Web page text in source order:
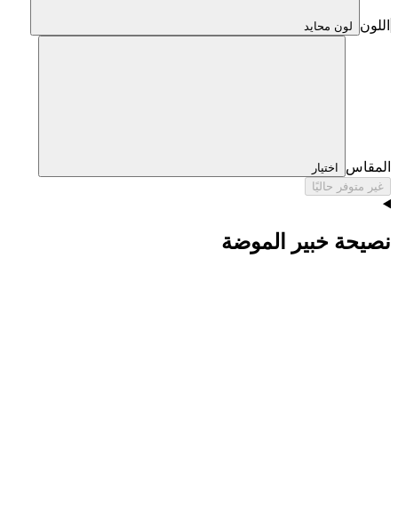
اللون لون محايد
المقاس
اختيار
غير متوفر حاليًا
نصيحة خبير الموضة